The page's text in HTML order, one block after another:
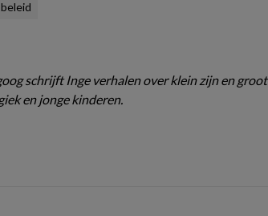
schrijft Inge verhalen over klein zijn en groot
en jonge kinderen.